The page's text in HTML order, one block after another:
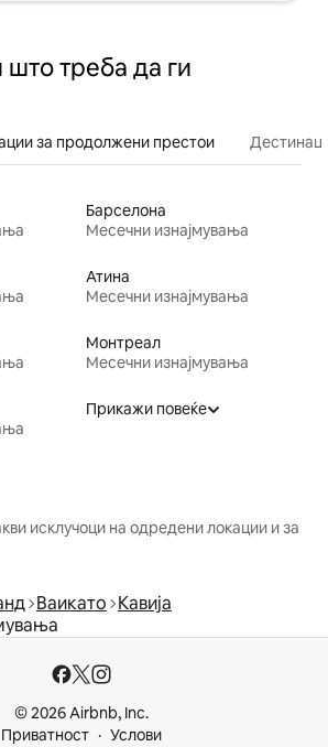
треба да ги
за продолжени престои
Барселона
Месечни изнајмувања
Атина
Месечни изнајмувања
Монтреал
Месечни изнајмувања
Прикажи повеќе
исклучоци на одредени локации и за
Ваикато Кавија
© 2026 Airbnb, Inc.
Приватност
Услови